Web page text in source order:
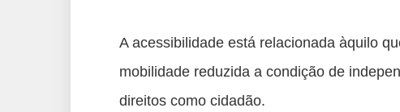
A acessibilidade está relacionada àquilo
mobilidade reduzida a condição de
direitos como cidadão.